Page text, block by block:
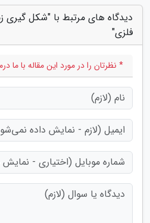
دیدگاه های مرتبط با "شکل
فلزی"
* نظرتان را در مورد این مقاله با ما